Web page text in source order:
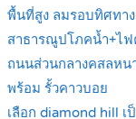
พื้นที่สูง ลมรอบทิศทาง
สาธารณูปโภคน้ำ+ไฟ
ถนนส่วนกลางคสลหน
พร้อม รั้วคาวบอย
เลือก diamond hill